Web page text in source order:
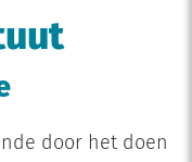
door het doen